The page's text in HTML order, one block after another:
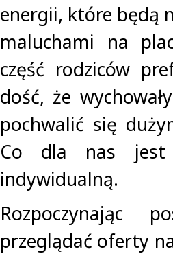
energii, które będą
maluchami na
część rodziców
dość, że
pochwalić się
Co dla nas jest
indywidualną.
Rozpoczynając
przeglądać oferty